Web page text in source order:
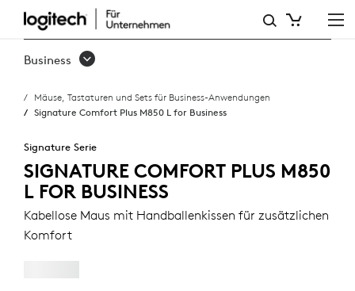
SIGNATURE
COMFORT
M850
FOR
BUSINESS
Business
Mäuse, Tastaturen und Sets für Business-Anwendungen
Signature Comfort Plus M850 L for Business
Signature Serie
SIGNATURE COMFORT PLUS M850
L FOR BUSINESS
Kabellose Maus mit Handballenkissen für zusätzlichen
Komfort